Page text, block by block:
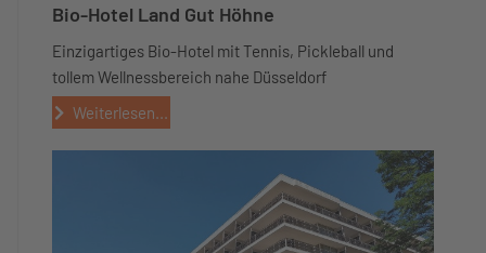
Bio-Hotel Land Gut Höhne
Einzigartiges Bio-Hotel mit Tennis, Pickleball und
tollem Wellnessbereich nahe Düsseldorf
Weiterlesen...